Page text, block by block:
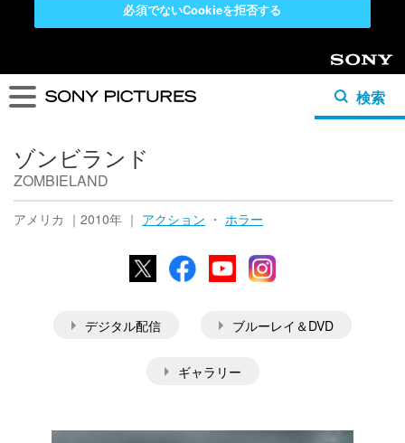
必須でないCookieを拒否する
Sony
検索
ゾンビランド
ZOMBIELAND
アメリカ ｜2010年 ｜ アクション ・ ホラー
X FacebookYouTubeInstagram
デジタル配信 ブルーレイ＆DVD
ギャラリー